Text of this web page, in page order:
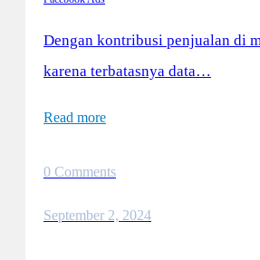
Dengan kontribusi penjualan di
karena terbatasnya data…
Read more
0 Comments
September 2, 2024